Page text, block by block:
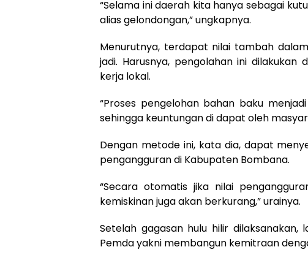
“Selama ini daerah kita hanya sebagai
alias gelondongan,” ungkapnya.
Menurutnya, terdapat nilai tambah
jadi. Harusnya, pengolahan ini
kerja lokal.
“Proses pengelohan bahan baku
sehingga keuntungan di dapat oleh
Dengan metode ini, kata dia, dapat
pengangguran di Kabupaten Bombana.
“Secara otomatis jika nilai
kemiskinan juga akan berkurang,” urainya.
Setelah gagasan hulu hilir dilaksanakan,
Pemda yakni membangun kemitraan